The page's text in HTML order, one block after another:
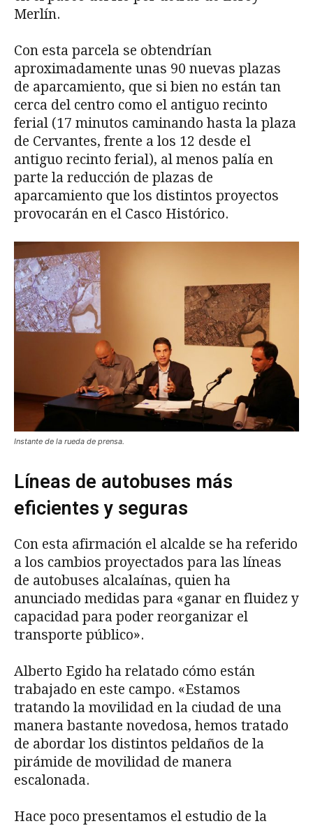
Merlín.
Con esta parcela se obtendrían
aproximadamente unas 90 nuevas plazas
de aparcamiento, que si bien no están tan
cerca del centro como el antiguo recinto
ferial (17 minutos caminando hasta la plaza
de Cervantes, frente a los 12 desde el
antiguo recinto ferial), al menos palía en
parte la reducción de plazas de
aparcamiento que los distintos proyectos
provocarán en el Casco Histórico.
Instante de la rueda de prensa.
Líneas de autobuses más
eficientes y seguras
Con esta afirmación el alcalde se ha referido
a los cambios proyectados para las líneas
de autobuses alcalaínas, quien ha
anunciado medidas para «ganar en fluidez y
capacidad para poder reorganizar el
transporte público».
Alberto Egido ha relatado cómo están
trabajado en este campo. «Estamos
tratando la movilidad en la ciudad de una
manera bastante novedosa, hemos tratado
de abordar los distintos peldaños de la
pirámide de movilidad de manera
escalonada.
Hace poco presentamos el estudio de la